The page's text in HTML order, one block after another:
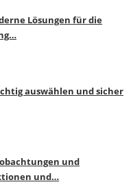
Lösungen für die
auswählen und sicher
und
und…